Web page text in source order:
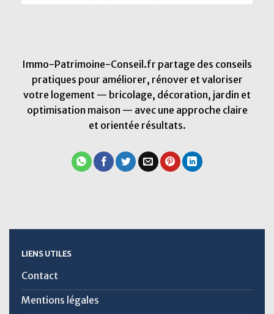
Immo-Patrimoine-Conseil.fr partage des conseils
pratiques pour améliorer, rénover et valoriser
votre logement — bricolage, décoration, jardin et
optimisation maison — avec une approche claire
et orientée résultats.
LIENS UTILES
Contact
Mentions légales